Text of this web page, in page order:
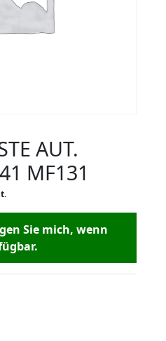
AUT.
MF131
Sie mich, wenn